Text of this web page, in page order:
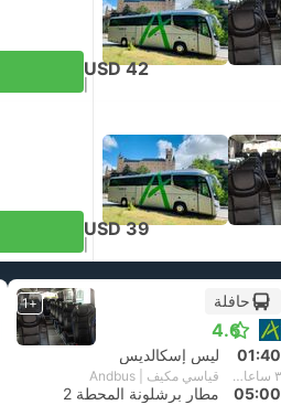
USD 42
USD 39
حافلة
4.6
+1
01:40 ليس إسكالديس
٣ ساعات و‫20 دقائق قياسي مكيف | Andbus
05:00 مطار برشلونة المحطة 2